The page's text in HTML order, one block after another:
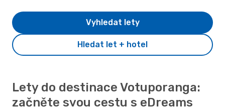
Hledat let + hotel
Vyhledat lety
Lety do destinace Votuporanga:
začněte svou cestu s eDreams